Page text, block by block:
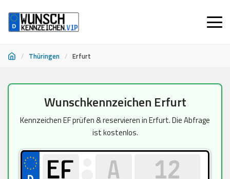
/ Thüringen / Erfurt
springen
Wunschkennzeichen Erfurt
Kennzeichen EF prüfen & reservieren in Erfurt. Die Abfrage
ist kostenlos.